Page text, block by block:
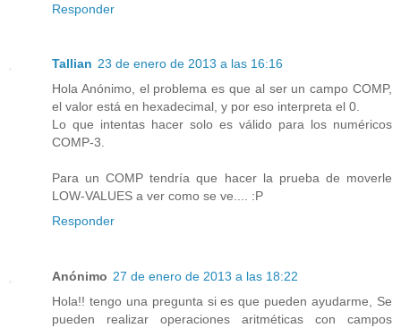
Responder
Tallian 23 de enero de 2013 a las 16:16
Hola Anónimo, el problema es que al ser un campo COMP,
el valor está en hexadecimal, y por eso interpreta el 0.
Lo que intentas hacer solo es válido para los numéricos
COMP-3.
Para un COMP tendría que hacer la prueba de moverle
LOW-VALUES a ver como se ve.... :P
Responder
Anónimo 27 de enero de 2013 a las 18:22
Hola!! tengo una pregunta si es que pueden ayudarme, Se
pueden realizar operaciones aritméticas con campos